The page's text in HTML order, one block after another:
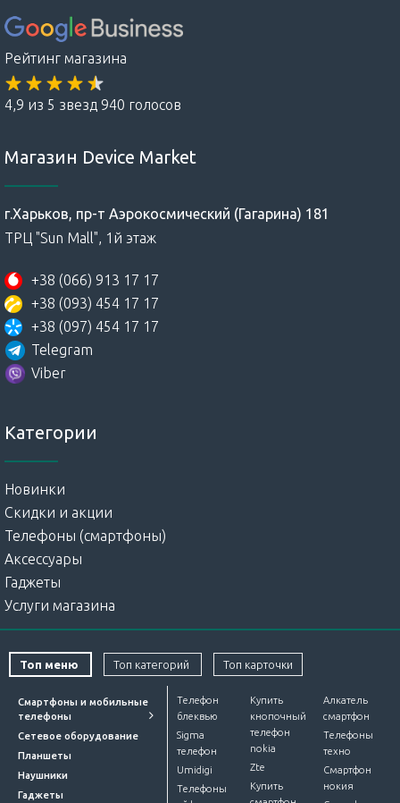
Рейтинг магазина
4,9 из 5 звезд 940 голосов
Магазин Device Market
г.Харьков, пр-т Аэрокосмический (Гагарина) 181
ТРЦ "Sun Mall", 1й этаж
+38 (066) 913 17 17
+38 (093) 454 17 17
+38 (097) 454 17 17
Telegram
Viber
Категории
Новинки
Скидки и акции
Телефоны (смартфоны)
Аксессуары
Гаджеты
Услуги магазина
Топ меню Топ категорий Топ карточки
Смартфоны и мобильные
телефоны
Сетевое оборудование
Планшеты
Наушники
Гаджеты
Телефон
блеквью
Sigma
телефон
Umidigi
Телефоны
Купить
кнопочный
телефон
nokia
Zte
Купить
Алкатель
смартфон
Телефоны
техно
Смартфон
нокия